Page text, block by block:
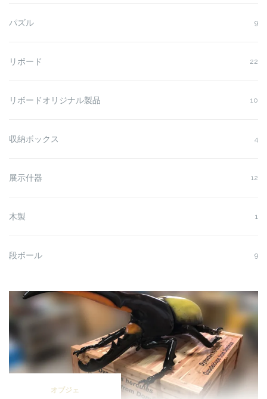
パズル 9
リボード 22
リボードオリジナル製品 10
収納ボックス 4
展示什器 12
木製 1
段ボール 9
製
作
事
例
オブジェ